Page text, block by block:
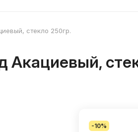
стекло 250гр.
Акациевый,
-10%